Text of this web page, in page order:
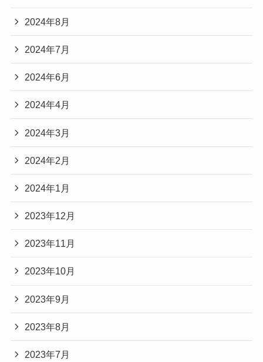
2024年8月
2024年7月
2024年6月
2024年4月
2024年3月
2024年2月
2024年1月
2023年12月
2023年11月
2023年10月
2023年9月
2023年8月
2023年7月